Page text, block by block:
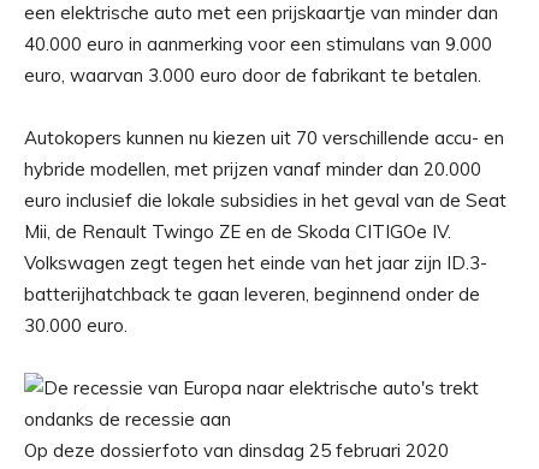
een elektrische auto met een prijskaartje van minder dan
40.000 euro in aanmerking voor een stimulans van 9.000
euro, waarvan 3.000 euro door de fabrikant te betalen.
Autokopers kunnen nu kiezen uit 70 verschillende accu- en
hybride modellen, met prijzen vanaf minder dan 20.000
euro inclusief die lokale subsidies in het geval van de Seat
Mii, de Renault Twingo ZE en de Skoda CITIGOe IV.
Volkswagen zegt tegen het einde van het jaar zijn ID.3-
batterijhatchback te gaan leveren, beginnend onder de
30.000 euro.
Op deze dossierfoto van dinsdag 25 februari 2020